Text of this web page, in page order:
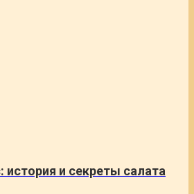
история и секреты салата